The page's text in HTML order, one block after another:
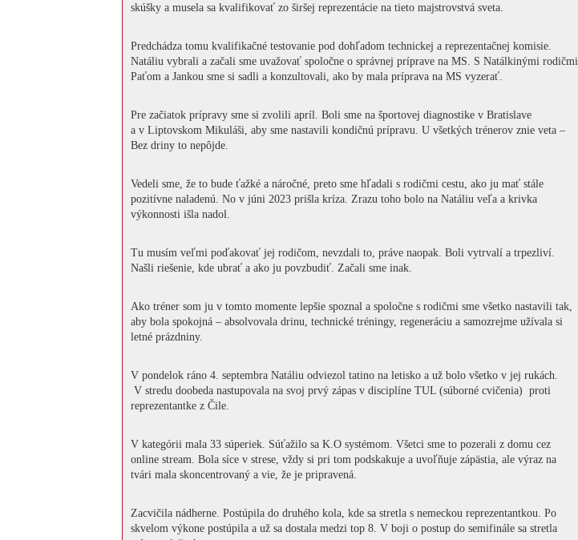
skúšky a musela sa kvalifikovať zo širšej reprezentácie na tieto majstrovstvá sveta.
Predchádza tomu kvalifikačné testovanie pod dohľadom technickej a reprezentačnej komisie.
Natáliu vybrali a začali sme uvažovať spoločne o správnej príprave na MS. S Natálkinými rodičmi
Paťom a Jankou sme si sadli a konzultovali, ako by mala príprava na MS vyzerať.
Pre začiatok prípravy sme si zvolili apríl. Boli sme na športovej diagnostike v Bratislave
a v Liptovskom Mikuláši, aby sme nastavili kondičnú prípravu. U všetkých trénerov znie veta –
Bez driny to nepôjde.
Vedeli sme, že to bude ťažké a náročné, preto sme hľadali s rodičmi cestu, ako ju mať stále
pozitívne naladenú. No v júni 2023 prišla kríza. Zrazu toho bolo na Natáliu veľa a krivka
výkonnosti išla nadol.
Tu musím veľmi poďakovať jej rodičom, nevzdali to, práve naopak. Boli vytrvalí a trpezliví.
Našli riešenie, kde ubrať a ako ju povzbudiť. Začali sme inak.
Ako tréner som ju v tomto momente lepšie spoznal a spoločne s rodičmi sme všetko nastavili tak,
aby bola spokojná – absolvovala drinu, technické tréningy, regeneráciu a samozrejme užívala si
letné prázdniny.
V pondelok ráno 4. septembra Natáliu odviezol tatino na letisko a už bolo všetko v jej rukách.
V stredu doobeda nastupovala na svoj prvý zápas v disciplíne TUL (súborné cvičenia) proti
reprezentantke z Čile.
V kategórii mala 33 súperiek. Súťažilo sa K.O systémom. Všetci sme to pozerali z domu cez
online stream. Bola síce v strese, vždy si pri tom podskakuje a uvoľňuje zápästia, ale výraz na
tvári mala skoncentrovaný a vie, že je pripravená.
Zacvičila nádherne. Postúpila do druhého kola, kde sa stretla s nemeckou reprezentantkou. Po
skvelom výkone postúpila a už sa dostala medzi top 8. V boji o postup do semifinále sa stretla